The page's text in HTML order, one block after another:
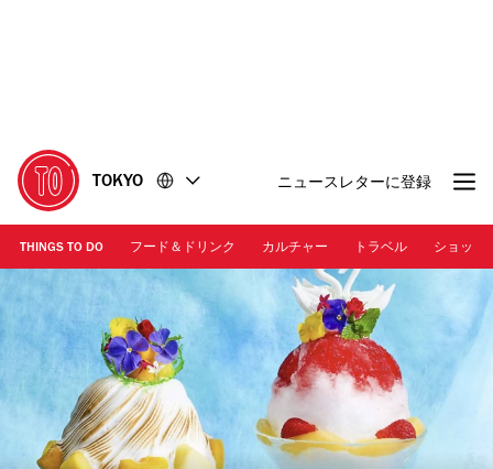
に
移
動
移
動
TOKYO ニュースレターに登録
THINGS TO DO フード＆ドリンク カルチャー トラベル ショッピ